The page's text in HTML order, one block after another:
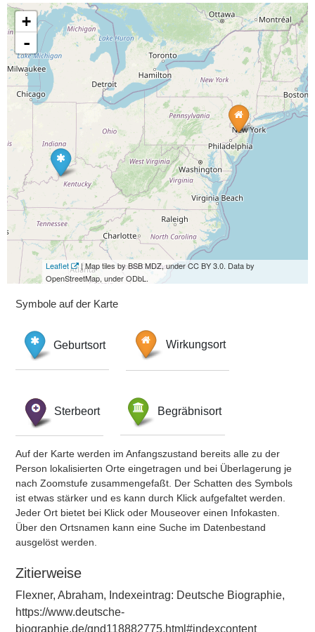
+
-
Leaflet
| Map tiles by BSB MDZ, under CC BY 3.0. Data by
OpenStreetMap, under ODbL.
Symbole auf der Karte
Geburtsort Wirkungsort
Sterbeort Begräbnisort
Auf der Karte werden im Anfangszustand bereits alle zu der
Person lokalisierten Orte eingetragen und bei Überlagerung je
nach Zoomstufe zusammengefaßt. Der Schatten des Symbols
ist etwas stärker und es kann durch Klick aufgefaltet werden.
Jeder Ort bietet bei Klick oder Mouseover einen Infokasten.
Über den Ortsnamen kann eine Suche im Datenbestand
ausgelöst werden.
Zitierweise
Flexner, Abraham, Indexeintrag: Deutsche Biographie,
https://www.deutsche-
biographie.de/gnd118882775.html#indexcontent